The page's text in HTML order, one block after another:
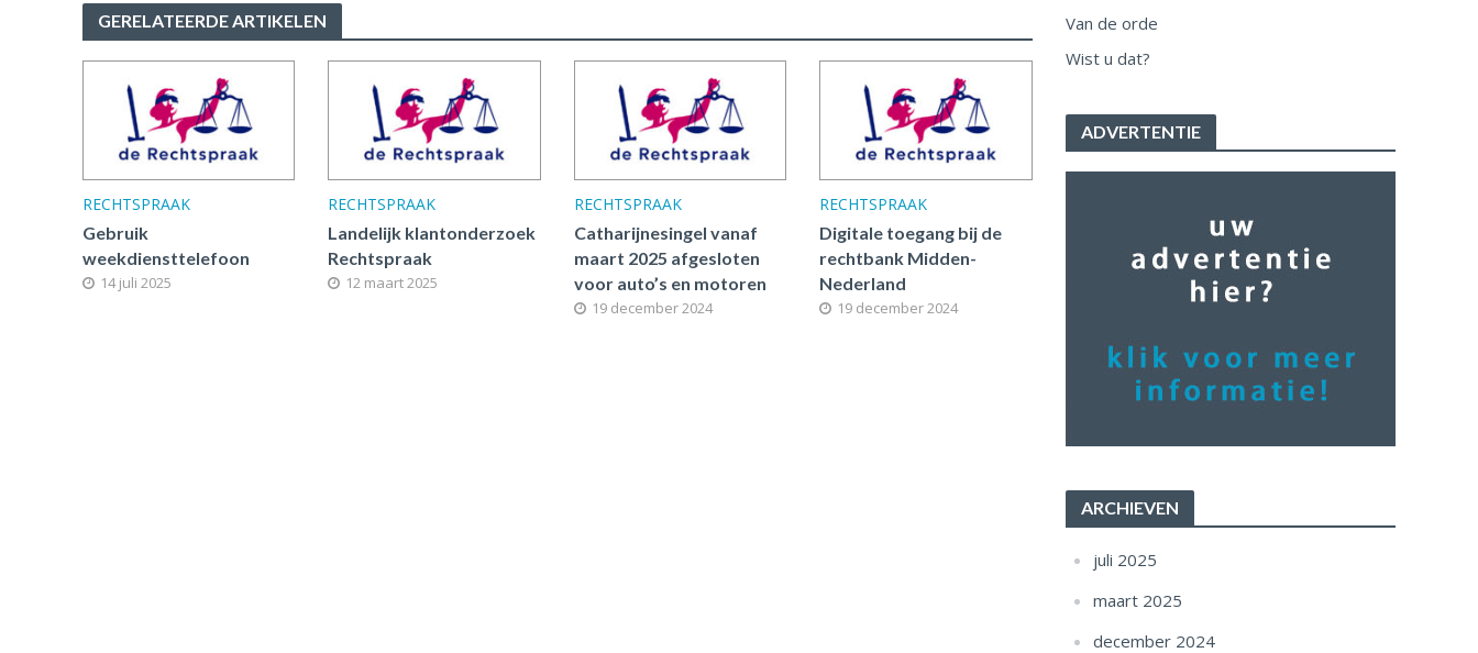
GERELATEERDE ARTIKELEN
RECHTSPRAAK
Gebruik
weekdiensttelefoon
14 juli 2025
RECHTSPRAAK
Landelijk klantonderzoek
Rechtspraak
12 maart 2025
RECHTSPRAAK
Catharijnesingel vanaf
maart 2025 afgesloten
voor auto’s en motoren
19 december 2024
RECHTSPRAAK
Digitale toegang bij de
rechtbank Midden-
Nederland
19 december 2024
Van de orde
Wist u dat?
ADVERTENTIE
ARCHIEVEN
juli 2025
maart 2025
december 2024